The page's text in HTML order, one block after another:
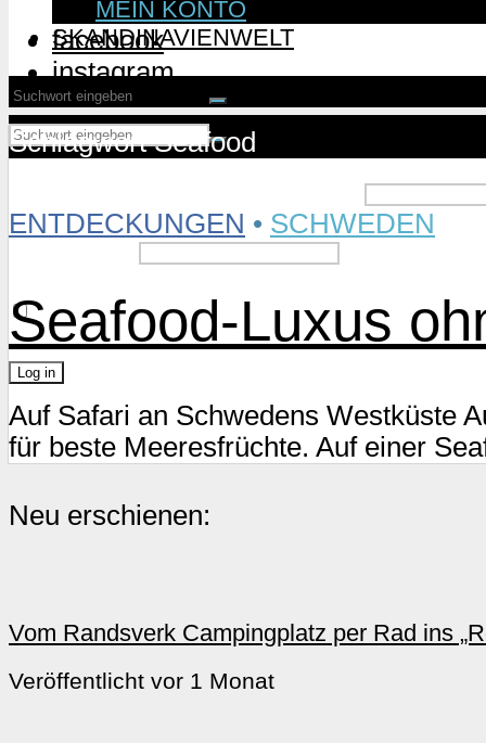
facebook
instagram
Remember Me
Lost Password?
MEIN KONTO
SKANDINAVIENWELT
Schlagwort Seafood
ENTDECKUNGEN • SCHWEDEN
Seafood-Luxus
Auf Safari an Schwedens Westküste
für beste Meeresfrüchte. Auf einer
Neu erschienen:
Vom Randsverk Campingplatz per Rad ins
Veröffentlicht vor 1 Monat